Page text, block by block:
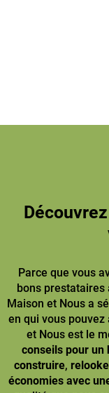
Parce que vous
bons prestataires
Maison et Nous a
en qui vous
et Nous est le
conseils pour un
construire,
économies avec